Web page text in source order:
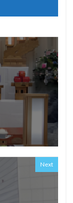
Next